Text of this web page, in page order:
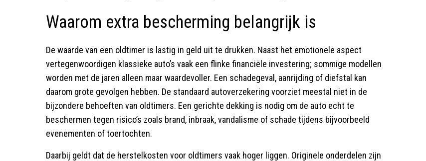
Waarom extra bescherming belangrijk is
De waarde van een oldtimer is lastig in geld uit te drukken. Naast het emotionele aspect
vertegenwoordigen klassieke auto’s vaak een flinke financiële investering; sommige modellen
worden met de jaren alleen maar waardevoller. Een schadegeval, aanrijding of diefstal kan
daarom grote gevolgen hebben. De standaard autoverzekering voorziet meestal niet in de
bijzondere behoeften van oldtimers. Een gerichte dekking is nodig om de auto echt te
beschermen tegen risico’s zoals brand, inbraak, vandalisme of schade tijdens bijvoorbeeld
evenementen of toertochten.
Daarbij geldt dat de herstelkosten voor oldtimers vaak hoger liggen. Originele onderdelen zijn